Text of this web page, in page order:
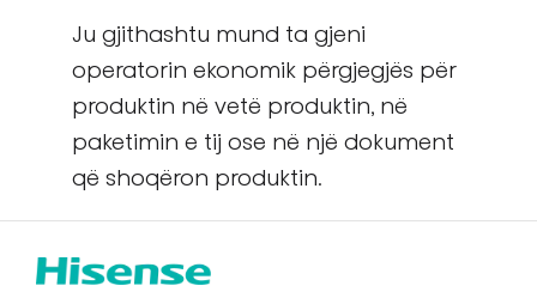
Ju gjithashtu mund ta gjeni
operatorin ekonomik përgjegjës për
produktin në vetë produktin, në
paketimin e tij ose në një dokument
që shoqëron produktin.